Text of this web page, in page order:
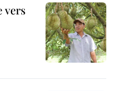
vers